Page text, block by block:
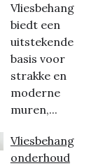
Vliesbehang
biedt een
uitstekende
basis voor
strakke en
moderne
muren,...
Vliesbehang
onderhoud